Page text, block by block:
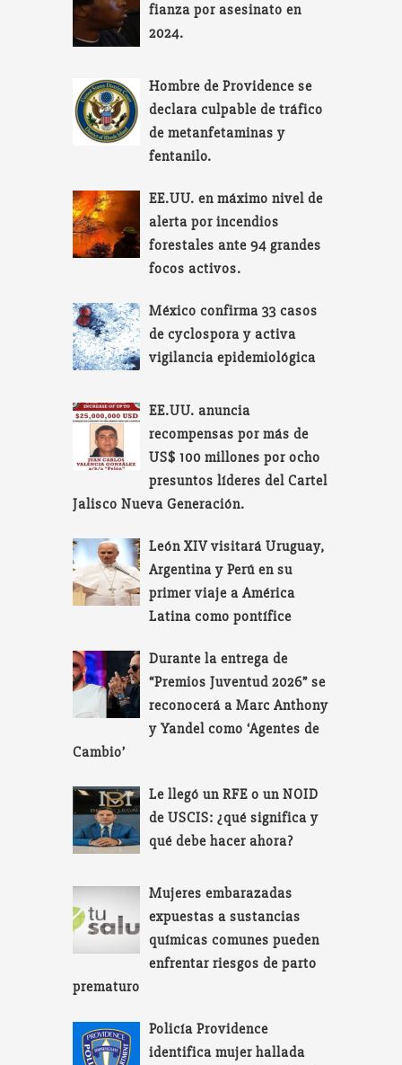
fianza por asesinato en
2024.
Hombre de Providence se
declara culpable de tráfico
de metanfetaminas y
fentanilo.
EE.UU. en máximo nivel de
alerta por incendios
forestales ante 94 grandes
focos activos.
México confirma 33 casos
de cyclospora y activa
vigilancia epidemiológica
EE.UU. anuncia
recompensas por más de
US$ 100 millones por ocho
presuntos líderes del Cartel
Jalisco Nueva Generación.
León XIV visitará Uruguay,
Argentina y Perú en su
primer viaje a América
Latina como pontífice
Durante la entrega de
“Premios Juventud 2026” se
reconocerá a Marc Anthony
y Yandel como ‘Agentes de
Cambio’
Le llegó un RFE o un NOID
de USCIS: ¿qué significa y
qué debe hacer ahora?
Mujeres embarazadas
expuestas a sustancias
químicas comunes pueden
enfrentar riesgos de parto
prematuro
Policía Providence
identifica mujer hallada